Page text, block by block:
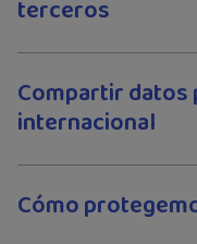
terceros
Compartir datos
internacional
Cómo